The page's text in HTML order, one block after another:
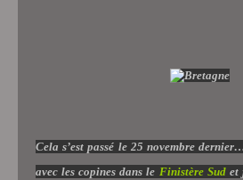
Cela s’est passé le 25 novembre
avec les copines dans le Finistère Sudet